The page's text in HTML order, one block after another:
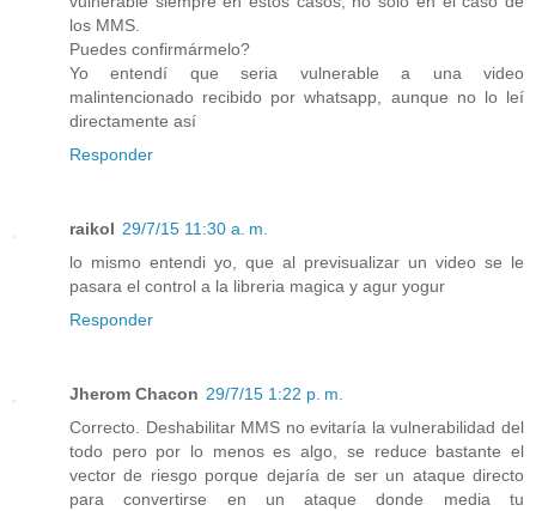
los MMS.
Puedes confirmármelo?
Yo entendí que seria vulnerable a una video
malintencionado recibido por whatsapp, aunque no lo leí
directamente así
Responder
raikol 29/7/15 11:30 a. m.
lo mismo entendi yo, que al previsualizar un video se le
pasara el control a la libreria magica y agur yogur
Responder
Jherom Chacon 29/7/15 1:22 p. m.
Correcto. Deshabilitar MMS no evitaría la vulnerabilidad del
todo pero por lo menos es algo, se reduce bastante el
vector de riesgo porque dejaría de ser un ataque directo
para convertirse en un ataque donde media tu